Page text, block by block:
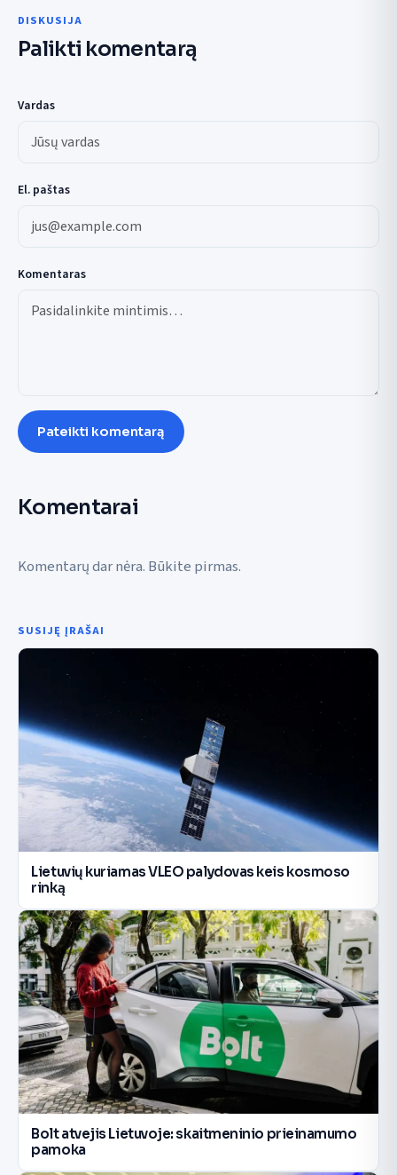
DISKUSIJA
Palikti komentarą
Vardas
El. paštas
Komentaras
Pateikti komentarą
Komentarai
Komentarų dar nėra. Būkite pirmas.
SUSIJĘ ĮRAŠAI
Lietuvių kuriamas VLEO palydovas keis kosmoso
rinką
Bolt atvejis Lietuvoje: skaitmeninio prieinamumo
pamoka